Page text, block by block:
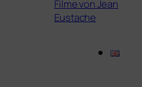
Filme von Jean
Eustache